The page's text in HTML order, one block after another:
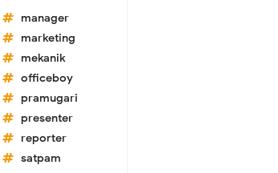
manager
marketing
mekanik
officeboy
pramugari
presenter
reporter
satpam